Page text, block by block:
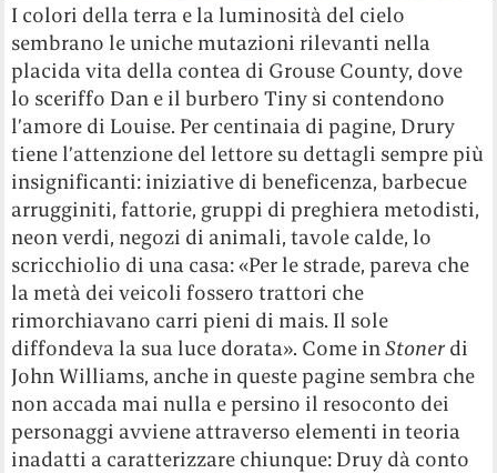
I colori della terra e la luminosità del cielo
sembrano le uniche mutazioni rilevanti nella
placida vita della contea di Grouse County, dove
lo sceriffo Dan e il burbero Tiny si contendono
l’amore di Louise. Per centinaia di pagine, Drury
tiene l’attenzione del lettore su dettagli sempre più
insignificanti: iniziative di beneficenza, barbecue
arrugginiti, fattorie, gruppi di preghiera metodisti,
neon verdi, negozi di animali, tavole calde, lo
scricchiolio di una casa: «Per le strade, pareva che
la metà dei veicoli fossero trattori che
rimorchiavano carri pieni di mais. Il sole
diffondeva la sua luce dorata». Come inStoner di
John Williams, anche in queste pagine sembra che
non accada mai nulla e persino il resoconto dei
personaggi avviene attraverso elementi in teoria
inadatti a caratterizzare chiunque: Druy dà conto